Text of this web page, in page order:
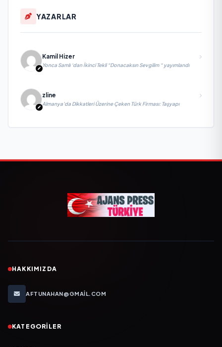
YAZARLAR
Kamil Hizer
Yonca Samlı ‘dan İkinci Tekli “Donacaksın Sevgilim “ yayımlandı
zline
Almanya’da Dikkatleri Üzerine Çeken Türk Firması: Taşyapı
HAKKIMIZDA
AFTUNAHAN@GMAIL.COM
KATEGORILER